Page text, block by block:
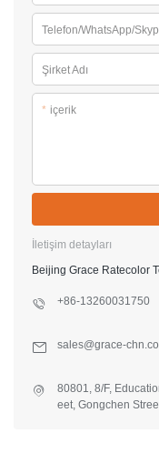
Telefon/WhatsApp/
Şirket Adı
* içerik
İletişim detayları
Beijing Grace Ratecolor
+86-13260031750
sales@grace-
80801, 8/F,
eet, Gongchen